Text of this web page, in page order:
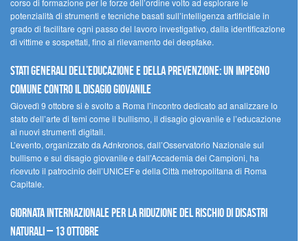
corso di formazione per le forze dell’ordine volto ad esplorare le
potenzialità di strumenti e tecniche basati sull’intelligenza artificiale in
grado di facilitare ogni passo del lavoro investigativo, dalla identificazione
di vittime e sospettati, fino al rilevamento dei deepfake.
Stati Generali dell’Educazione e della Prevenzione: un impegno
comune contro il disagio giovanile
Giovedì 9 ottobre si è svolto a Roma l’incontro dedicato ad analizzare lo
stato dell’arte di temi come il bullismo, il disagio giovanile e l’educazione
ai nuovi strumenti digitali.
L’evento, organizzato da Adnkronos, dall’Osservatorio Nazionale sul
bullismo e sul disagio giovanile e dall’Accademia dei Campioni, ha
ricevuto il patrocinio dell’UNICEF e della Città metropolitana di Roma
Capitale.
Giornata internazionale per la riduzione del rischio di disastri
naturali – 13 ottobre